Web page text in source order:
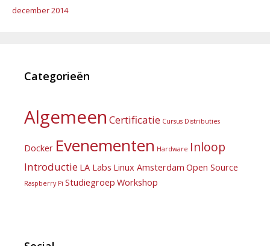
december 2014
Categorieën
Algemeen Certificatie Cursus Distributies
Docker Evenementen Hardware Inloop
Introductie LA Labs Linux Amsterdam Open Source
Raspberry Pi Studiegroep Workshop